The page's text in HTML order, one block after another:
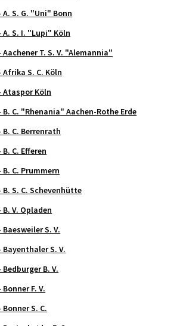
A. S. G. "Uni" Bonn
A. S. I. "Lupi" Köln
Aachener T. S. V. "Alemannia"
Afrika S. C. Köln
Ataspor Köln
B. C. "Rhenania" Aachen-Rothe Erde
B. C. Berrenrath
B. C. Efferen
B. C. Prummern
B. S. C. Schevenhütte
B. V. Opladen
Baesweiler S. V.
Bayenthaler S. V.
Bedburger B. V.
Bonner F. V.
Bonner S. C.